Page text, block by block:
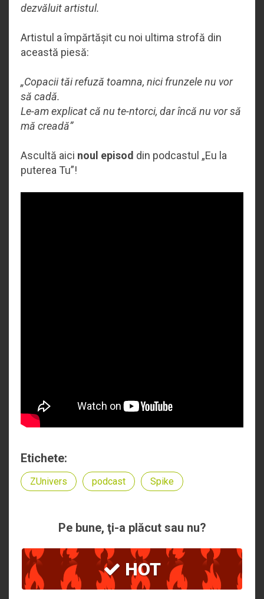
dezvăluit artistul.
Artistul a împărtășit cu noi ultima strofă din
această piesă:
„Copacii tăi refuză toamna, nici frunzele nu vor
să cadă.
Le-am explicat că nu te-ntorci, dar încă nu vor să
mă creadă”
Ascultă aici noul episod din podcastul „Eu la
puterea Tu”!
Etichete:
ZUnivers podcast Spike
Pe bune, ţi-a plăcut sau nu?
HOT